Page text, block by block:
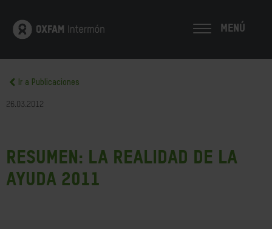
MENÚ
Ir a Publicaciones
26.03.2012
Resumen: La realidad de la
ayuda 2011